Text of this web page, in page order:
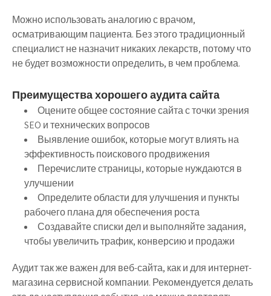
Можно использовать аналогию с врачом,
осматривающим пациента. Без этого традиционный
специалист не назначит никаких лекарств, потому что
не будет возможности определить, в чем проблема.
Преимущества хорошего аудита сайта
Оцените общее состояние сайта с точки зрения
SEO и технических вопросов
Выявление ошибок, которые могут влиять на
эффективность поискового продвижения
Перечислите страницы, которые нуждаются в
улучшении
Определите области для улучшения и пункты
рабочего плана для обеспечения роста
Создавайте списки дел и выполняйте задания,
чтобы увеличить трафик, конверсию и продажи
Аудит так же важен для веб-сайта, как и для интернет-
магазина сервисной компании. Рекомендуется делать